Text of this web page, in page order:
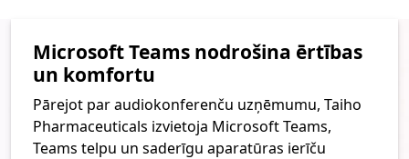
Microsoft Teams nodrošina ērtības
un komfortu
Pārejot par audiokonferenču uzņēmumu, Taiho
Pharmaceuticals izvietoja Microsoft Teams,
Teams telpu un saderīgu aparatūras ierīču